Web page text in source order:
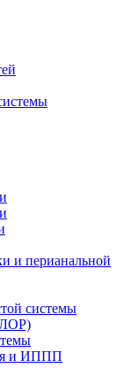
и перианальной
системы
и ИППП